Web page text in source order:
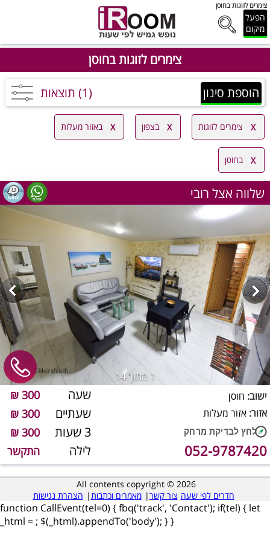
צימרים לזוגות בחוסן
הפעל
מיקום
צימרים לזוגות בחוסן
הוספת סינון (1) תוצאות
צימרים לזוגות בצפון באזור מעלות
בחוסן
שלווה אצל רובי
1מתוך 14
שעה 300 ₪
שעתיים 300 ₪
3 שעות 300 ₪
לילה התקשר
ישוב: חוסן
אזור: אזור מעלות
052-9787420
All contents copyright © 2026
חדרים לפי שעה צור קשר| מאמרים וכתבות | הצהרת נגישות
function CallEvent(tel=0) { fbq('track', 'Contact'); if(tel) { let
_html = ; $(_html).appendTo('body'); } }